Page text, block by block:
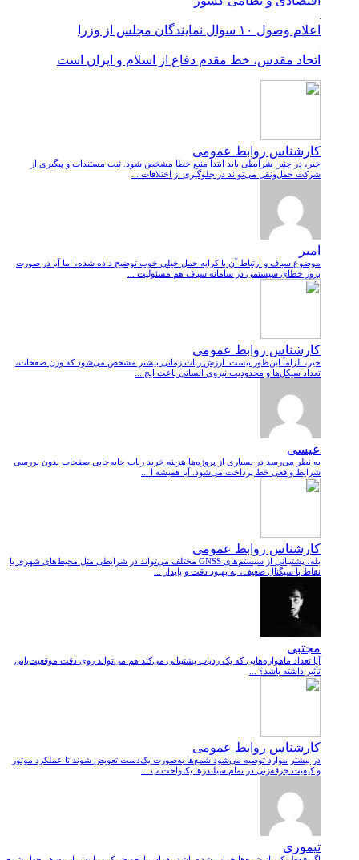
اعلام وصول ۱۰ سوال نمایندگان مجلس از وزرا
اتحاد مقدس، خط مقدم دفاع از اسلام و ایران است
کارشناس روابط عمومی
خیر، در چنین شرایطی باید ابتدا منبع خطا مشخص شود. ثبت مستندات و پیگیری از
شرکت حمل‌ونقل می‌تواند در جلوگیری از اختلافات ...
امیر
موضوع سباف و ارتباط آن با کرایه حمل خیلی خوب توضیح داده شده، اما آیا در صورت
بروز خطای سیستمی در سامانه سباف هم مسئولیت ...
کارشناس روابط عمومی
خیر، الزاماً این‌طور نیست. ارزش ربات زمانی بیشتر مشخص می‌شود که وزن صفحات،
تعداد سیکل‌ها و محدودیت نیروی انسانی باعث ایج ...
عیسی
به نظر می‌رسد در بسیاری از پروژه‌ها هزینه خرید ربات جابه‌جایی صفحات بدون بررسی
شرایط واقعی خط پرداخت می‌شود. آیا همیشه ا ...
کارشناس روابط عمومی
بله، پشتیبانی از سیستم‌های GNSS مختلف می‌تواند در شرایطی مثل محیط‌های شهری یا
نقاط با سیگنال ضعیف، به بهبود دقت و پایدار ...
مجتبی
آیا تعداد ماهواره‌هایی که یک ردیاب پشتیبانی می‌کند هم می‌تواند روی دقت موقعیت‌یابی
تأثیر داشته باشد؟ ...
کارشناس روابط عمومی
در بیشتر موارد توصیه می‌شود شمع‌ها به‌صورت یک‌دست تعویض شوند تا عملکرد موتور
و کیفیت جرقه‌زنی در تمام سیلندرها یکنواخت ب ...
تیموری